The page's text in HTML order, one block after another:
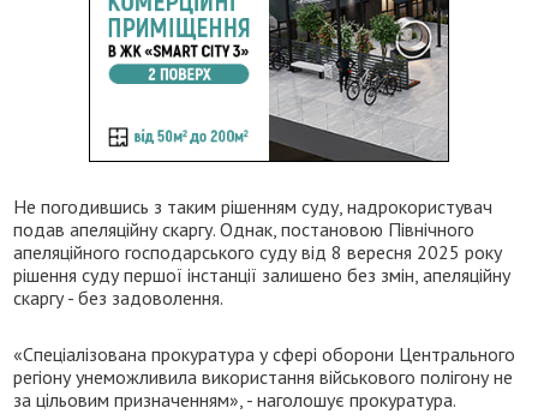
Не погодившись з таким рішенням суду, надрокористувач
подав апеляційну скаргу. Однак, постановою Північного
апеляційного господарського суду від 8 вересня 2025 року
рішення суду першої інстанції залишено без змін, апеляційну
скаргу - без задоволення.
«Спеціалізована прокуратура у сфері оборони Центрального
регіону унеможливила використання військового полігону не
за цільовим призначенням», - наголошує прокуратура.